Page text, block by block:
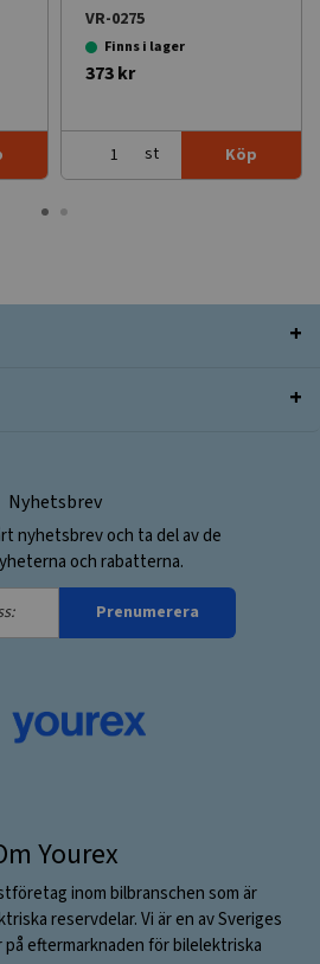
VR-0275
Finns i lager
373 kr
st Köp
Nyhetsbrev
nyhetsbrev och ta del av de
och rabatterna.
Prenumerera
Yourex
inom bilbranschen som är
reservdelar. Vi är en av Sveriges
eftermarknaden för bilelektriska